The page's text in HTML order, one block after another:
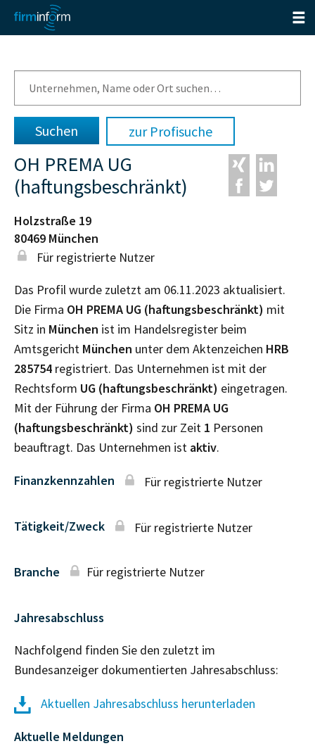
zur Profisuche
OH PREMA UG
(haftungsbeschränkt)
Holzstraße 19
80469 München
Für registrierte Nutzer
Das Profil wurde zuletzt am 06.11.2023 aktualisiert.
Die Firma OH PREMA UG (haftungsbeschränkt) mit
Sitz in München ist im Handelsregister beim
Amtsgericht München unter dem Aktenzeichen HRB
285754 registriert. Das Unternehmen ist mit der
Rechtsform UG (haftungsbeschränkt) eingetragen.
Mit der Führung der Firma OH PREMA UG
(haftungsbeschränkt) sind zur Zeit 1 Personen
beauftragt. Das Unternehmen ist aktiv.
Finanzkennzahlen Für registrierte Nutzer
Tätigkeit/Zweck Für registrierte Nutzer
Branche Für registrierte Nutzer
Jahresabschluss
Nachfolgend finden Sie den zuletzt im
Bundesanzeiger dokumentierten Jahresabschluss:
Aktuellen Jahresabschluss herunterladen
Aktuelle Meldungen